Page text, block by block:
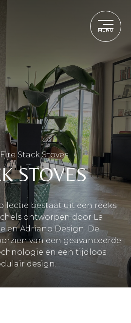
MENU
Stack Stoves
STOVES
bestaat uit een reeks
ontworpen door La
en Adriano Design. De
van een geavanceerde
en een tijdloos
design.